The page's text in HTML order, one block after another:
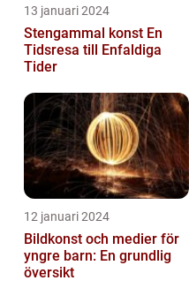
13 januari 2024
Stengammal konst En
Tidsresa till Enfaldiga
Tider
12 januari 2024
Bildkonst och medier för
yngre barn: En grundlig
översikt